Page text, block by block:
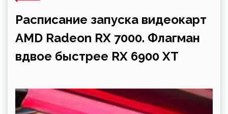
Расписание запуска видеокарт
AMD Radeon RX 7000. Флагман
вдвое быстрее RX 6900 XT